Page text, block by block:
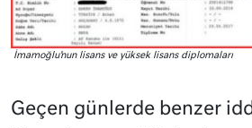
İmamoğlu’nun lisans ve yüksek lisans diplomaları
Geçen günlerde benzer